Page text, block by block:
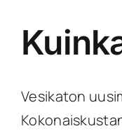
Vesikaton